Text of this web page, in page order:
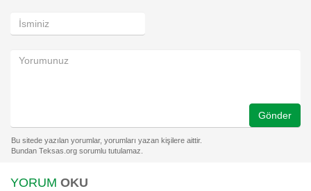
Gönder
YORUM OKU